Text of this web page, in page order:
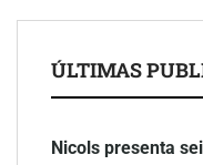
ÚLTIMAS
Nicols presenta